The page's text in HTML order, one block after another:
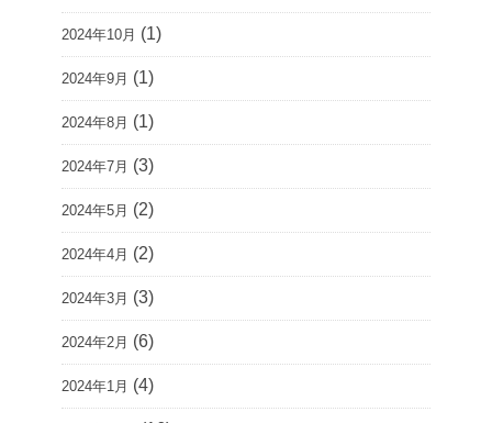
2024年10月 (1)
2024年9月 (1)
2024年8月 (1)
2024年7月 (3)
2024年5月 (2)
2024年4月 (2)
2024年3月 (3)
2024年2月 (6)
2024年1月 (4)